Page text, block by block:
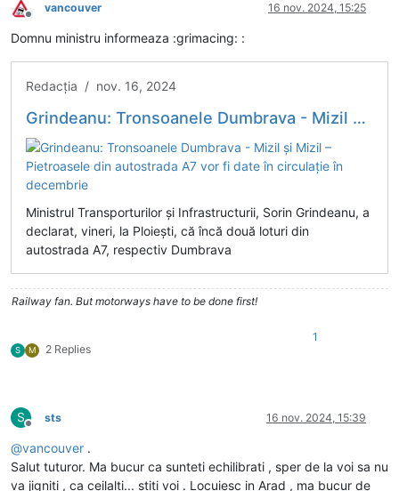
Deconectat
vancouver 16 nov. 2024, 15:25
Domnu ministru informeaza :grimacing: :
Redacția / nov. 16, 2024
Grindeanu: Tronsoanele Dumbrava - Mizil şi Mizil – Pietroasele din autostrada A7 vor fi date în circulație în decembrie
Ministrul Transporturilor şi Infrastructurii, Sorin Grindeanu, a
declarat, vineri, la Ploieşti, că încă două loturi din
autostrada A7, respectiv Dumbrava
Railway fan. But motorways have to be done first!
S M 2 Replies
1
S
Deconectat
sts 16 nov. 2024, 15:39
@vancouver .
Salut tuturor. Ma bucur ca sunteti echilibrati , sper de la voi sa nu
va jigniti , ca ceilalti... stiti voi . Locuiesc in Arad , ma bucur de